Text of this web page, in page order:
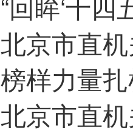
北京市直
榜样力量扎根一线 实
北京市直